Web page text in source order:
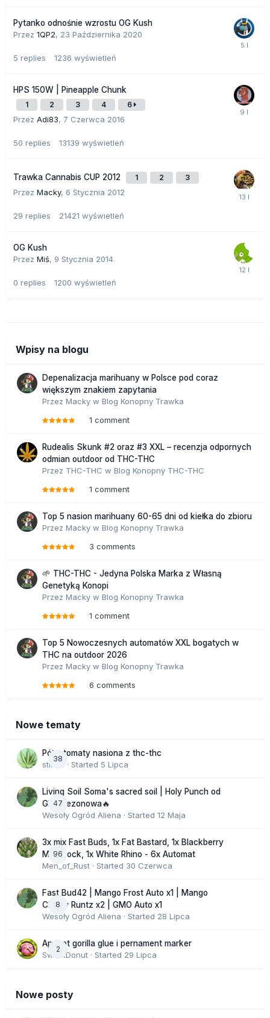
Pytanko odnośnie wzrostu OG Kush
Przez 1QP2, 23 Października 2020
5 replies 1236 wyświetleń
HPS 150W | Pineapple Chunk
1 2 3 4 6
Przez Adi83, 7 Czerwca 2016
50 replies 13139 wyświetleń
Trawka Cannabis CUP 2012 1 2 3
Przez Macky, 6 Stycznia 2012
29 replies 21421 wyświetleń
OG Kush
Przez Miś, 9 Stycznia 2014
0 replies 1200 wyświetleń
Wpisy na blogu
Depenalizacja marihuany w Polsce pod coraz
większym znakiem zapytania
Przez Macky w Blog Konopny Trawka
1 comment
Rudealis Skunk #2 oraz #3 XXL – recenzja odpornych
odmian outdoor od THC-THC
Przez THC-THC w Blog Konopny THC-THC
1 comment
Top 5 nasion marihuany 60-65 dni od kiełka do zbioru
Przez Macky w Blog Konopny Trawka
3 comments
🌱 THC-THC - Jedyna Polska Marka z Własną
Genetyką Konopi
Przez Macky w Blog Konopny Trawka
1 comment
Top 5 Nowoczesnych automatów XXL bogatych w
THC na outdoor 2026
Przez Macky w Blog Konopny Trawka
6 comments
Nowe tematy
38
Półautomaty nasiona z thc-thc
stix33 · Started 5 Lipca
47
Living Soil Soma's sacred soil | Holy Punch od
GHS sezonowa🔥
Wesoły Ogród Aliena · Started 12 Maja
96
3x mix Fast Buds, 1x Fat Bastard, 1x Blackberry
Moonrock, 1x White Rhino - 6x Automat
Men_of_Rust · Started 30 Czerwca
8
Fast Bud42 | Mango Frost Auto x1 | Mango
Cherry Runtz x2 | GMO Auto x1
Wesoły Ogród Aliena · Started 28 Lipca
2
Apricot gorilla glue i pernament marker
SweetDonut · Started 29 Lipca
Nowe posty